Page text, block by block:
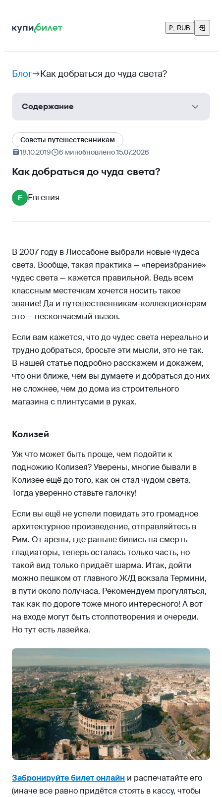
₽, RUB
Блог Как добраться до чуда света?
Содержание
Колизей
Великая китайская стена
Мачу-Пикчу
Тадж Махал
Cоветы путешественникам
18.10.2019
6 минобновлено 15.07.2026
Как добраться до чуда света?
Е Евгения
В 2007 году в Лиссабоне выбрали новые чудеса
света. Вообще, такая практика — «переизбрание»
чудес света — кажется правильной. Ведь всем
классным местечкам хочется носить такое
звание! Да и путешественникам-коллекционерам
это — нескончаемый вызов.
Если вам кажется, что до чудес света нереально и
трудно добраться, бросьте эти мысли, это не так.
В нашей статье подробно расскажем и докажем,
что они ближе, чем вы думаете и добраться до них
не сложнее, чем до дома из строительного
магазина с плинтусами в руках.
Колизей
Уж что может быть проще, чем подойти к
подножию Колизея? Уверены, многие бывали в
Колизее ещё до того, как он стал чудом света.
Тогда уверенно ставьте галочку!
Если вы ещё не успели повидать это громадное
архитектурное произведение, отправляйтесь в
Рим. От арены, где раньше бились на смерть
гладиаторы, теперь осталась только часть, но
такой вид только придаёт шарма. Итак, дойти
можно пешком от главного Ж/Д вокзала Термини,
в пути около получаса. Рекомендуем прогуляться,
так как по дороге тоже много интересного! А вот
на входе могут быть столпотворения и очереди.
Но тут есть лазейка.
Забронируйте билет онлайн и распечатайте его
(иначе все равно придётся стоять в кассу, чтобы